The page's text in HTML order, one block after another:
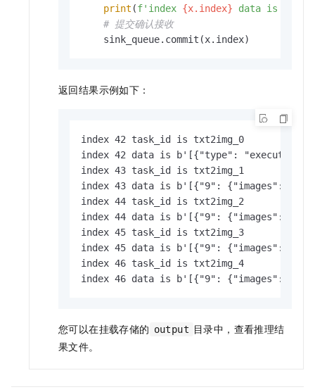
print (f'index {x.index} data is
# 提交确认接收
    sink_queue.commit(x.index)
返回结果示例如下：
index 42 task_id is txt2img_0
index 42 data is b'[{"type": "executed",
index 43 task_id is txt2img_1
index 43 data is b'[{"9": {"images":
index 44 task_id is txt2img_2
index 44 data is b'[{"9": {"images":
index 45 task_id is txt2img_3
index 45 data is b'[{"9": {"images":
index 46 task_id is txt2img_4
index 46 data is b'[{"9": {"images":
您可以在挂载存储的 output 目录中，查看推理结
果文件。